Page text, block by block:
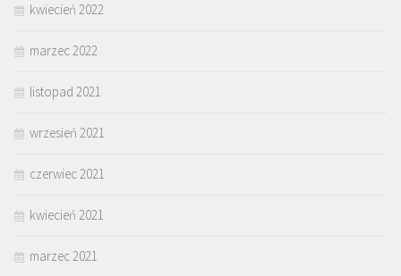
kwiecień 2022
marzec 2022
listopad 2021
wrzesień 2021
czerwiec 2021
kwiecień 2021
marzec 2021